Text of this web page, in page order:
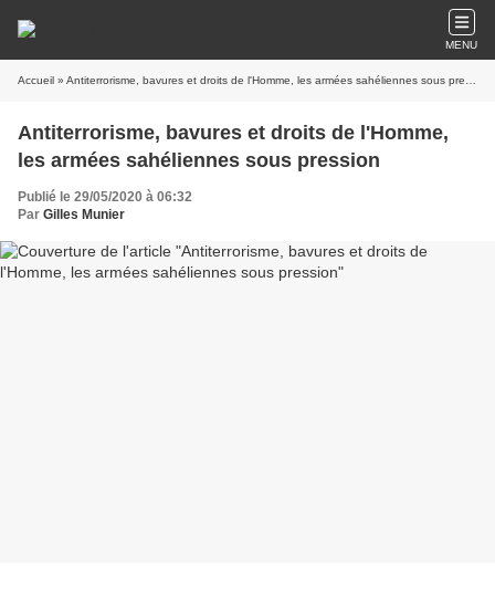
MENU
Accueil » Antiterrorisme, bavures et droits de l'Homme, les armées sahéliennes sous pression
Antiterrorisme, bavures et droits de l'Homme,
les armées sahéliennes sous pression
Publié le 29/05/2020 à 06:32
Par Gilles Munier